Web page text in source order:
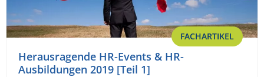
FACHARTIKEL
Herausragende HR-Events & HR-
Ausbildungen 2019 [Teil 1]